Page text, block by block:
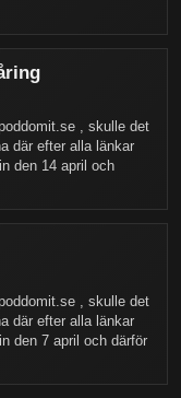
, skulle det
där efter alla länkar
den 14 april och
, skulle det
där efter alla länkar
den 7 april och därför